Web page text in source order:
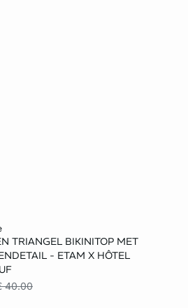
TRIANGEL BIKINITOP MET
- ETAM X HÔTEL
40.00
36 38